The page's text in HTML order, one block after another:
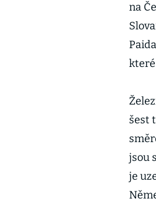
na
šest
jsou
je